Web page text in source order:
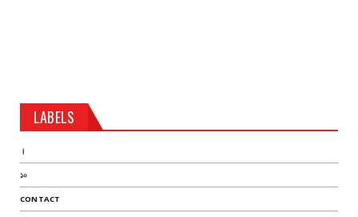
LABELS
।
১০
CONTACT